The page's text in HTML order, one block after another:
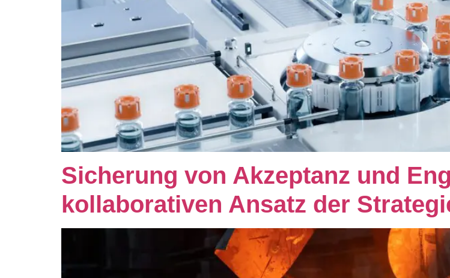
Sicherung von Akzeptanz und
kollaborativen Ansatz der